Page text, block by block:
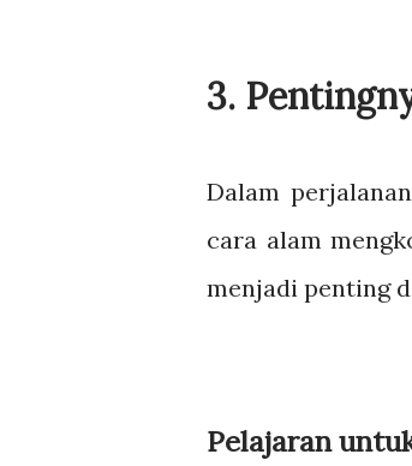
3.
Dalam
cara alam
menjadi penting
Pelajaran